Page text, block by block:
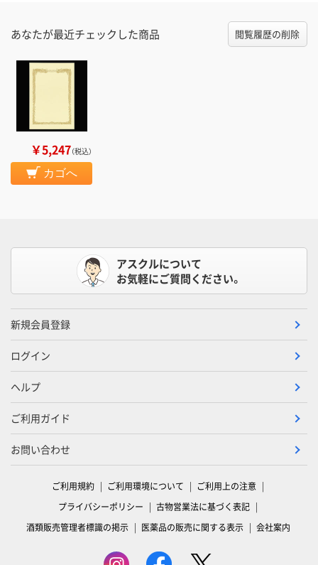
あなたが最近チェックした商品 閲覧履歴の削除
￥5,247（税込）
カゴへ
アスクルについて
お気軽にご質問ください。
新規会員登録
ログイン
ヘルプ
ご利用ガイド
お問い合わせ
ご利用規約 ご利用環境について
ご利用上の注意
プライバシーポリシー
古物営業法に基づく表記
酒類販売管理者標識の掲示
医薬品の販売に関する表示 会社案内